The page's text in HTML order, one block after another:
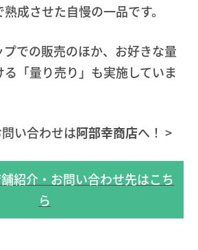
成させた自慢の一品です。
での販売のほか、お好きな量
「量り売り」も実施していま
い合わせは阿部幸商店へ！ >
紹介・お問い合わせ先はこち
ら